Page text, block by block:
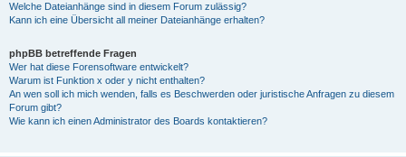
Welche Dateianhänge sind in diesem Forum zulässig?
Kann ich eine Übersicht all meiner Dateianhänge erhalten?
phpBB betreffende Fragen
Wer hat diese Forensoftware entwickelt?
Warum ist Funktion x oder y nicht enthalten?
An wen soll ich mich wenden, falls es Beschwerden oder juristische Anfragen zu diesem
Forum gibt?
Wie kann ich einen Administrator des Boards kontaktieren?